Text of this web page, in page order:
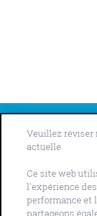
NOUS
Veuillez
actuelle.
Ce site web
l'expérience
performance et
partageons